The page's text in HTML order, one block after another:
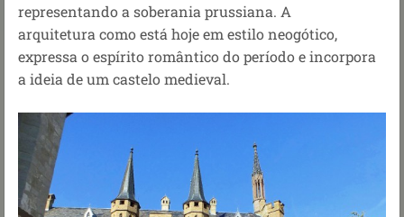
representando a soberania prussiana. A
arquitetura como está hoje em estilo neogótico,
expressa o espírito romântico do período e incorpora
a ideia de um castelo medieval.